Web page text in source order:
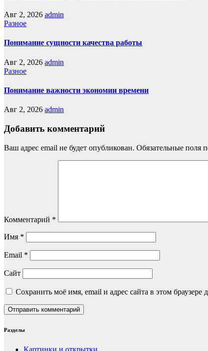
Авг 2, 2026 admin
Разное
Понимание сущности качества работы
Авг 2, 2026 admin
Разное
Понимание важности экономии времени
Авг 2, 2026 admin
Добавить комментарий
Ваш адрес email не будет опубликован. Обязательные поля
Комментарий *
Имя *
Email *
Сайт
Сохранить моё имя, email и адрес сайта в этом
Разделы
Картинки и открытки